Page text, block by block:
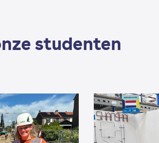
studenten